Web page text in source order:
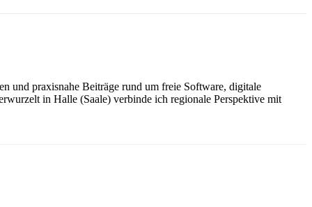
und praxisnahe Beiträge rund um freie Software, digitale
in Halle (Saale) verbinde ich regionale Perspektive mit